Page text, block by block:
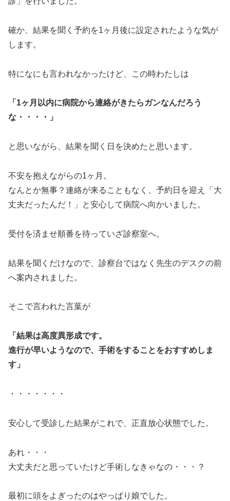
確か、結果を聞く予約を1ヶ月後に設定されたような気が
します。
特になにも言われなかったけど、この時わたしは
「1ヶ月以内に病院から連絡がきたらガンなんだろう
な・・・・」
と思いながら、結果を聞く日を決めたと思います。
不安を抱えながらの1ヶ月。
なんとか無事？連絡が来ることもなく、予約日を迎え「大
丈夫だったんだ！」と安心して病院へ向かいました。
受付を済ませ順番を待っていざ診察室へ。
結果を聞くだけなので、診察台ではなく先生のデスクの前
へ案内されました。
そこで言われた言葉が
「結果は高度異形成です。
進行が早いようなので、手術をすることをおすすめしま
す」
・・・・・・・
安心して受診した結果がこれで、正直放心状態でした。
あれ・・・
大丈夫だと思っていたけど手術しなきゃなの・・・？
最初に頭をよぎったのはやっぱり娘でした。